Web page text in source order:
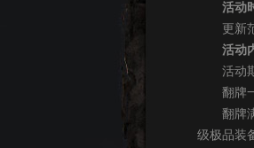
活动
更新范
活动
活动期
翻牌一
翻牌满8
级极品装